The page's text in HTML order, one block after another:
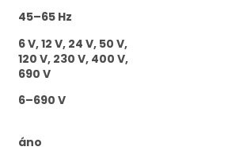
45–65 Hz
6 V, 12 V, 24 V, 50 V,
120 V, 230 V, 400 V,
690 V
6–690 V
áno